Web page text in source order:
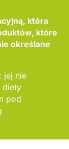
która
które
określane
jej nie
diety
pod